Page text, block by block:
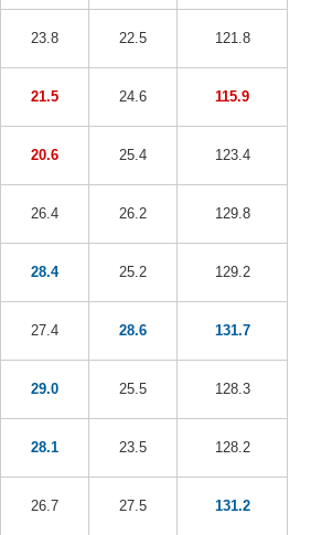
23.8 22.5 121.8
21.5 24.6 115.9
20.6 25.4 123.4
26.4 26.2 129.8
28.4 25.2 129.2
27.4 28.6 131.7
29.0 25.5 128.3
28.1 23.5 128.2
26.7 27.5 131.2